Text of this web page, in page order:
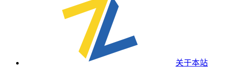
关于本站